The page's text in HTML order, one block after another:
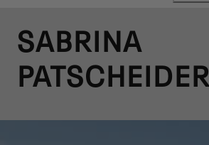
SABRINA
PATSCHEIDER